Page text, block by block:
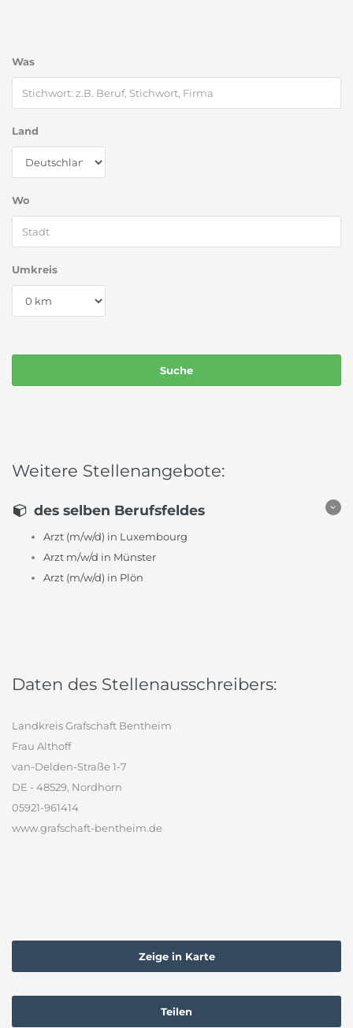
Was
Land
Wo
Umkreis
Weitere Stellenangebote:
des selben Berufsfeldes
Arzt (m/w/d) in Luxembourg
Arzt m/w/d in Münster
Arzt (m/w/d) in Plön
Daten des Stellenausschreibers:
Landkreis Grafschaft Bentheim
Frau Althoff
van-Delden-Straße 1-7
DE - 48529, Nordhorn
05921-961414
www.grafschaft-bentheim.de
Zeige in Karte
Teilen